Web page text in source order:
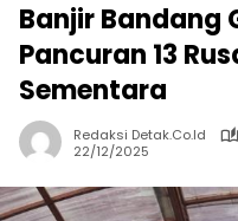
Banjir Bandang
Pancuran 13
Sementara
Redaksi Detak.co.id
22/12/2025